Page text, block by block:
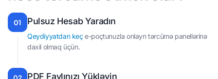
01 Pulsuz Hesab Yaradın
Qeydiyyatdan keçe-poçtunuzla onlayn tərcümə panellərinə
daxil olmaq üçün.
PDF Faylınızı Yükləyin